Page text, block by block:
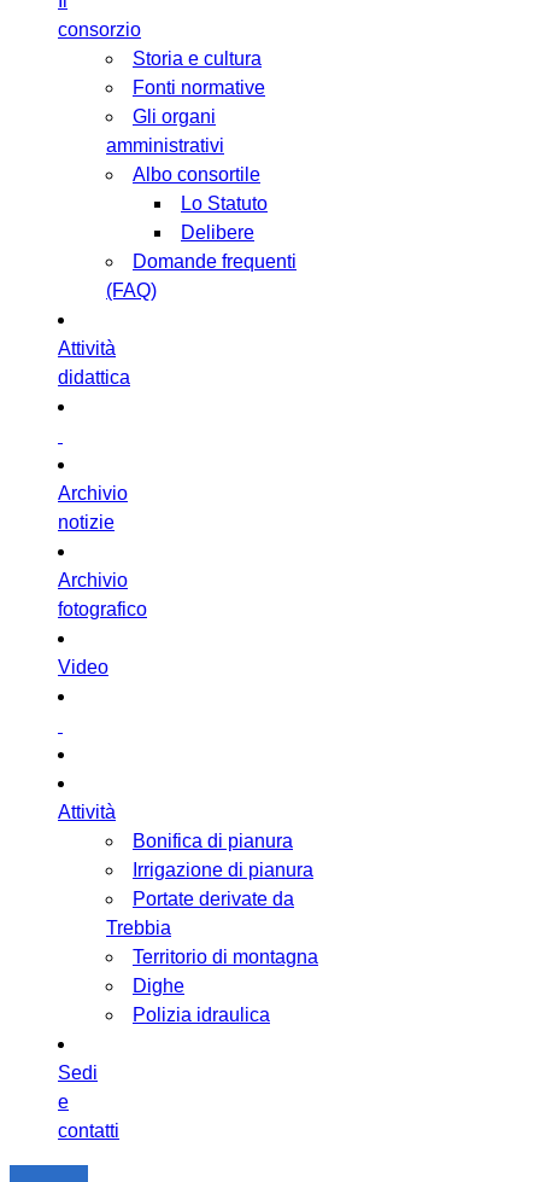
consorzio
Storia e cultura
Fonti normative
Gli organi
amministrativi
Albo consortile
Lo Statuto
Delibere
Domande frequenti
(FAQ)
Attività
didattica
Archivio
notizie
Archivio
fotografico
Video
Attività
Bonifica di pianura
Irrigazione di pianura
Portate derivate da
Trebbia
Territorio di montagna
Dighe
Polizia idraulica
Sedi
e
contatti